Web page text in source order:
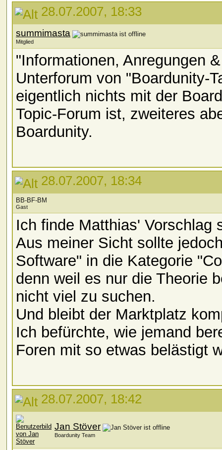
28.07.2007, 18:33
summimasta
Mitglied
"Informationen, Anregungen
Unterforum von "Boardunity-
eigentlich nichts mit der
Topic-Forum ist, zweiteres
Boardunity.
28.07.2007, 18:34
BB-BF-BM
Gast
Ich finde Matthias' Vorschlag
Aus meiner Sicht sollte
Software" in die Kategorie
denn weil es nur die Theorie
nicht viel zu suchen.
Und bleibt der Marktplatz
Ich befürchte, wie jemand
Foren mit so etwas belästigt
28.07.2007, 18:42
Jan Stöver
Boardunity Team